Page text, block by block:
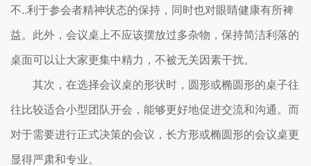
不..利于参会者精神状态的保持，同时也对眼睛健康有所裨
益。此外，会议桌上不应该摆放过多杂物，保持简洁利落的
桌面可以让大家更集中精力，不被无关因素干扰。
其次，在选择会议桌的形状时，圆形或椭圆形的桌子往
往比较适合小型团队开会，能够更好地促进交流和沟通。而
对于需要进行正式决策的会议，长方形或椭圆形的会议桌更
显得严肃和专业。